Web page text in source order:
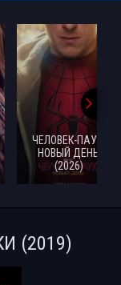
ЧЕЛОВЕК-ПАУК:
НОВЫЙ ДЕНЬ
(2026)
(2019)